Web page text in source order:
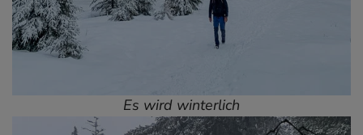
Es wird winterlich